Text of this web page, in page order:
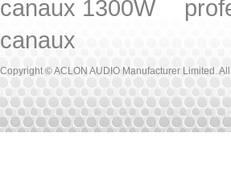
canaux 1300W
canaux
Copyright © ACLON AUDIO Manufacturer Limited.